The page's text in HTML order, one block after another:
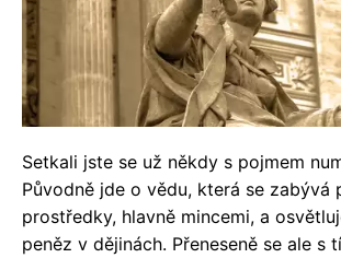
Setkali jste se už někdy s pojmem
Původně jde o vědu, která se zabývá
prostředky, hlavně mincemi, a
peněz v dějinách. Přeneseně se ale s